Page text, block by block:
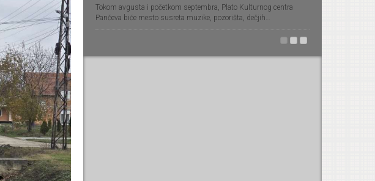
Tokom avgusta i početkom septembra, Plato Kulturnog centra
Pančeva biće mesto susreta muzike, pozorišta, dečjih…